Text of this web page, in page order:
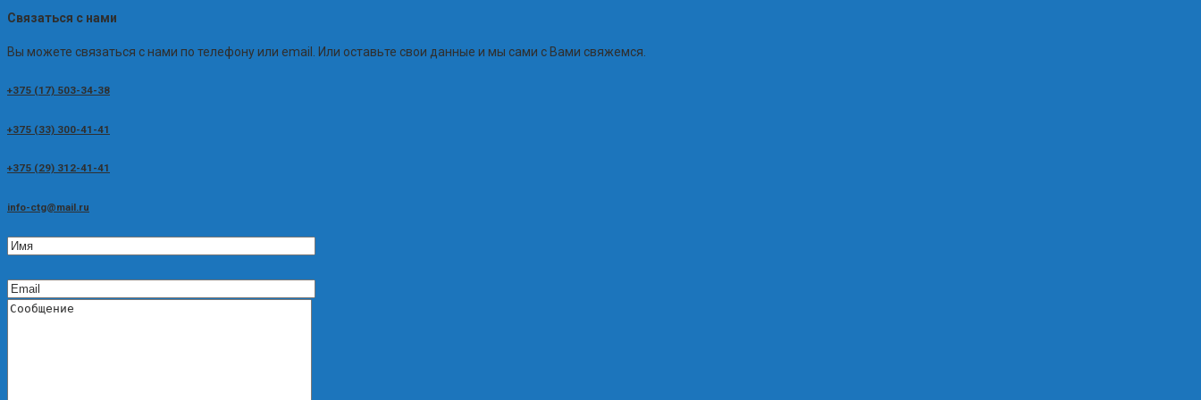
Связаться с нами
Вы можете связаться с нами по телефону или email. Или оставьте свои данные и мы сами с Вами свяжемся.
+375 (17) 503-34-38
+375 (33) 300-41-41
+375 (29) 312-41-41
info-ctg@mail.ru